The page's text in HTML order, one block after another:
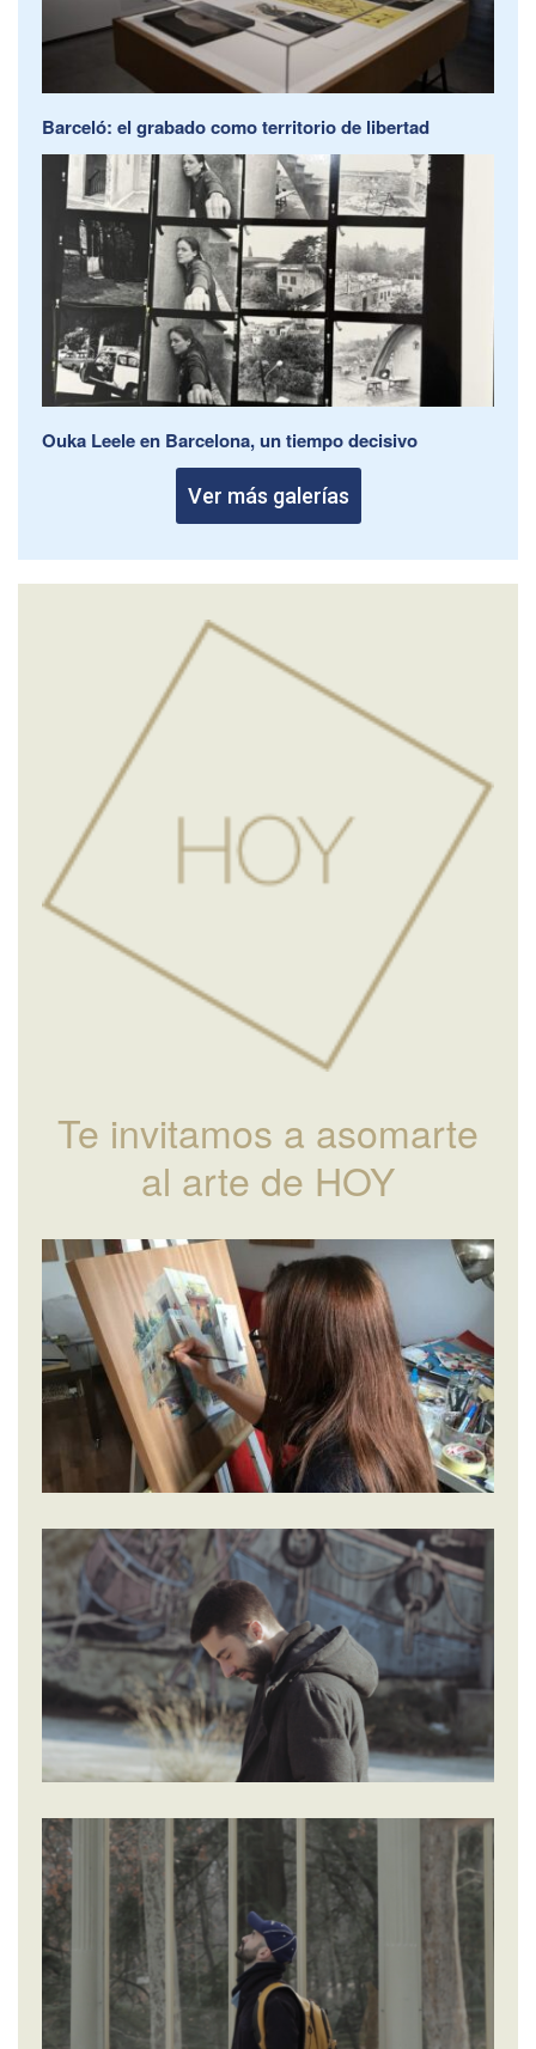
Barceló: el grabado como territorio de libertad
Ouka Leele en Barcelona, un tiempo decisivo
Ver más galerías
Te invitamos a asomarte
al arte de HOY